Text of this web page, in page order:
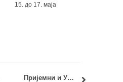
15. до 17. маја
Пријемни и Упис 2024: Докторске академске студије Архитектура – ИНФОРМАТОР